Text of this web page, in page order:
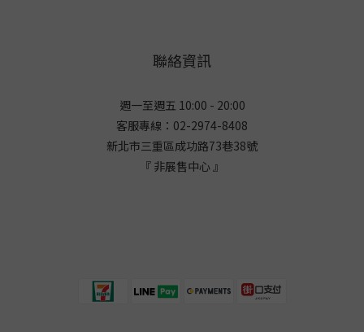
聯絡資訊
週一至週五 10:00 - 20:00
客服專線：02-2974-8408
新北市三重區成功路73巷38號
『 非展售中心 』